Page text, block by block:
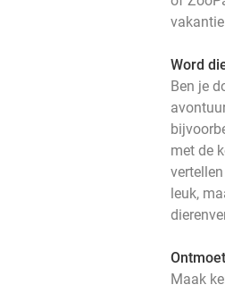
Word
Ben je
met de
leuk,
Maak